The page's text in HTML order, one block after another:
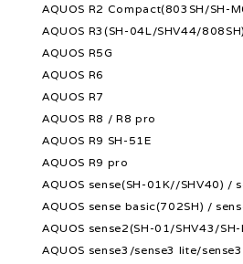
AQUOS R2 Compact(803SH/SH-
AQUOS R3(SH-04L/SHV44/808SH)
AQUOS R5G
AQUOS R6
AQUOS R7
AQUOS R8 / R8 pro
AQUOS R9 SH-51E
AQUOS R9 pro
AQUOS sense(SH-01K//SHV40) /
AQUOS sense basic(702SH) /
AQUOS sense2(SH-01/SHV43/
AQUOS sense3/sense3 lite/